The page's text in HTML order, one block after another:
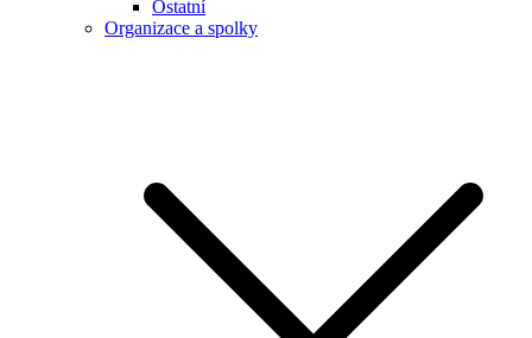
Ostatní
Organizace a spolky